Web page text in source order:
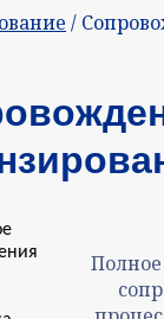
/